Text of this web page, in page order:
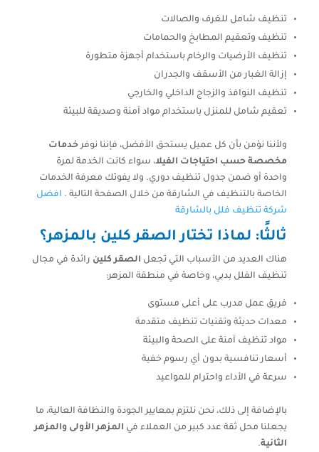
تنظيف شامل للغرف والصالات
تنظيف وتعقيم المطابخ والحمامات
تنظيف الأرضيات والرخام باستخدام أجهزة متطورة
إزالة الغبار من الأسقف والجدران
تنظيف النوافذ والزجاج الداخلي والخارجي
تعقيم شامل للمنزل باستخدام مواد آمنة وصديقة للبيئة
ولأننا نؤمن بأن كل عميل يستحق الأفضل، فإننا نوفرخدمات
مخصصة حسب احتياجات الفيلا، سواء كانت الخدمة لمرة
واحدة أو ضمن جدول تنظيف دوري. ولا يفوتك معرفة الخدمات
الخاصة بالتنظيف في الشارقة من خلال الصفحة التالية . افضل
شركة تنظيف فلل بالشارقة
ثالثًا: لماذا تختار الصقر كلين بالمزهر؟
هناك العديد من الأسباب التي تجعل الصقر كلين رائدة في مجال
تنظيف الفلل بدبي، وخاصة في منطقة المزهر:
فريق عمل مدرب على أعلى مستوى
معدات حديثة وتقنيات تنظيف متقدمة
مواد تنظيف آمنة على الصحة والبيئة
أسعار تنافسية بدون أي رسوم خفية
سرعة في الأداء واحترام للمواعيد
بالإضافة إلى ذلك، نحن نلتزم بمعايير الجودة والنظافة العالية، ما
يجعلنا محل ثقة عدد كبير من العملاء في المزهر الأولى والمزهر
الثانية.